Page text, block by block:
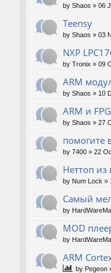
by Shaos » 06
Teensy
by Shaos » 03
NXP
by Tronix » 09
ARM
by Shaos » 10
ARM и
by Shaos » 27
помогите
by 7400 » 22
Неттоп из
by Num Lock »
Самый
by
MOD
by
ARM
by Pegeon